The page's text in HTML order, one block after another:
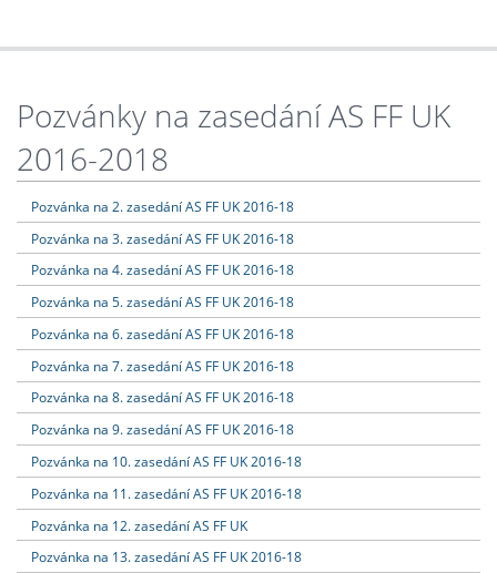
Pozvánky na zasedání AS FF UK
2016-2018
Pozvánka na 2. zasedání AS FF UK 2016-18
Pozvánka na 3. zasedání AS FF UK 2016-18
Pozvánka na 4. zasedání AS FF UK 2016-18
Pozvánka na 5. zasedání AS FF UK 2016-18
Pozvánka na 6. zasedání AS FF UK 2016-18
Pozvánka na 7. zasedání AS FF UK 2016-18
Pozvánka na 8. zasedání AS FF UK 2016-18
Pozvánka na 9. zasedání AS FF UK 2016-18
Pozvánka na 10. zasedání AS FF UK 2016-18
Pozvánka na 11. zasedání AS FF UK 2016-18
Pozvánka na 12. zasedání AS FF UK
Pozvánka na 13. zasedání AS FF UK 2016-18